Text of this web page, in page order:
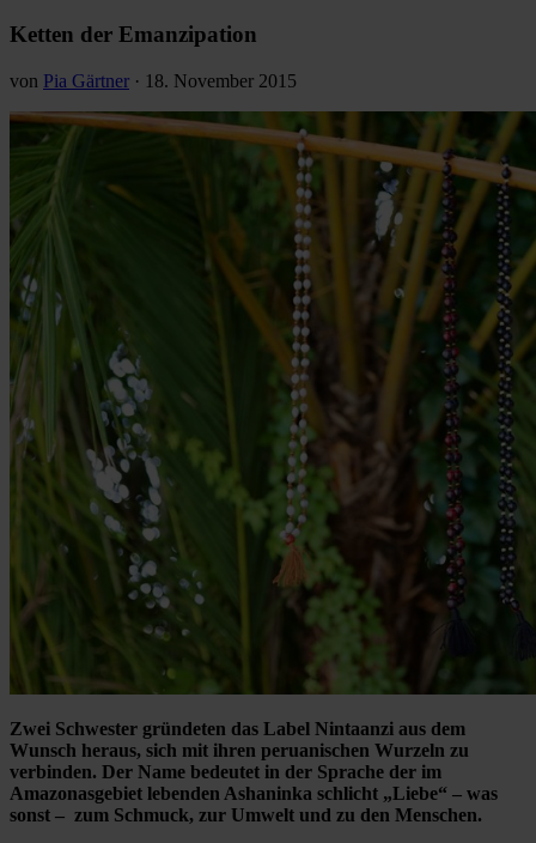
Ketten der Emanzipation
von Pia Gärtner · 18. November 2015
Zwei Schwester gründeten das Label Nintaanzi aus dem
Wunsch heraus, sich mit ihren peruanischen Wurzeln zu
verbinden. Der Name bedeutet in der Sprache der im
Amazonasgebiet lebenden Ashaninka schlicht „Liebe“ – was
sonst – zum Schmuck, zur Umwelt und zu den Menschen.